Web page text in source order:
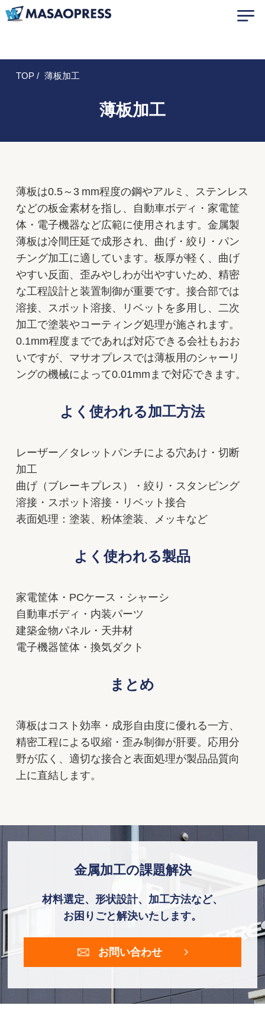
TOP 薄板加工
薄板加工
薄板は0.5～3 mm程度の鋼やアルミ、ステンレス
などの板金素材を指し、自動車ボディ・家電筐
体・電子機器など広範に使用されます。金属製
薄板は冷間圧延で成形され、曲げ・絞り・パン
チング加工に適しています。板厚が軽く、曲げ
やすい反面、歪みやしわが出やすいため、精密
な工程設計と装置制御が重要です。接合部では
溶接、スポット溶接、リベットを多用し、二次
加工で塗装やコーティング処理が施されます。
0.1mm程度までであれば対応できる会社もおお
いですが、マサオプレスでは薄板用のシャーリ
ングの機械によって0.01mmまで対応できます。
よく使われる加工方法
レーザー／タレットパンチによる穴あけ・切断
加工
曲げ（ブレーキプレス）・絞り・スタンピング
溶接・スポット溶接・リベット接合
表面処理：塗装、粉体塗装、メッキなど
よく使われる製品
家電筐体・PCケース・シャーシ
自動車ボディ・内装パーツ
建築金物パネル・天井材
電子機器筐体・換気ダクト
まとめ
薄板はコスト効率・成形自由度に優れる一方、
精密工程による収縮・歪み制御が肝要。応用分
野が広く、適切な接合と表面処理が製品品質向
上に直結します。
金属加工の課題解決
材料選定、形状設計、加工方法など、
お困りごと解決いたします。
お問い合わせ